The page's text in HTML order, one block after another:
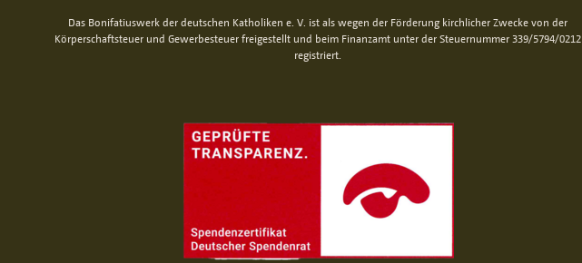
Das Bonifatiuswerk der deutschen Katholiken e. V. ist als wegen der Förderung kirchlicher Zwecke von der
Körperschaftsteuer und Gewerbesteuer freigestellt und beim Finanzamt unter der Steuernummer 339/5794/0212
registriert.